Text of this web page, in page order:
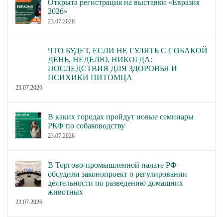
Открыта регистрация на выставки «Евразия
2026»
23.07.2026
ЧТО БУДЕТ, ЕСЛИ НЕ ГУЛЯТЬ С СОБАКОЙ
ДЕНЬ, НЕДЕЛЮ, НИКОГДА:
ПОСЛЕДСТВИЯ ДЛЯ ЗДОРОВЬЯ И
ПСИХИКИ ПИТОМЦА
23.07.2026
В каких городах пройдут новые семинары
РКФ по собаководству
23.07.2026
В Торгово-промышленной палате РФ
обсудили законопроект о регулировании
деятельности по разведению домашних
животных
22.07.2026